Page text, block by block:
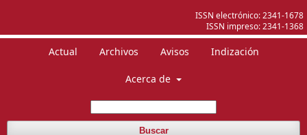
ISSN electrónico: 2341-1678
ISSN impreso: 2341-1368
Actual Archivos Avisos Indización
Acerca de
Buscar